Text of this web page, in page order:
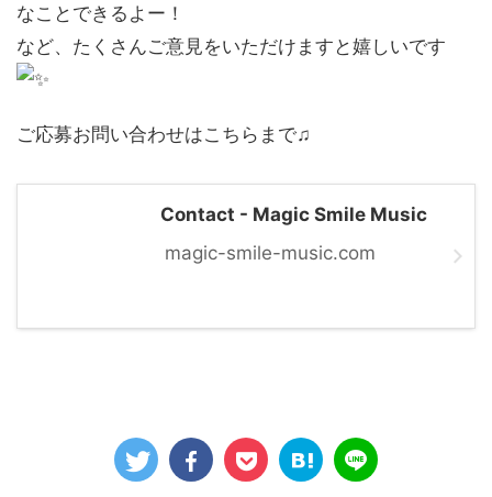
なことできるよー！
など、たくさんご意見をいただけますと嬉しいです
ご応募お問い合わせはこちらまで♫
Contact - Magic Smile Music
magic-smile-music.com